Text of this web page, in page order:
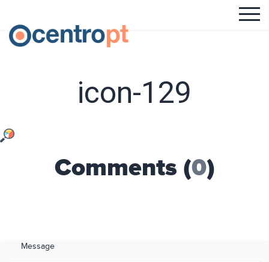
icon-129
Comments (0)
Message